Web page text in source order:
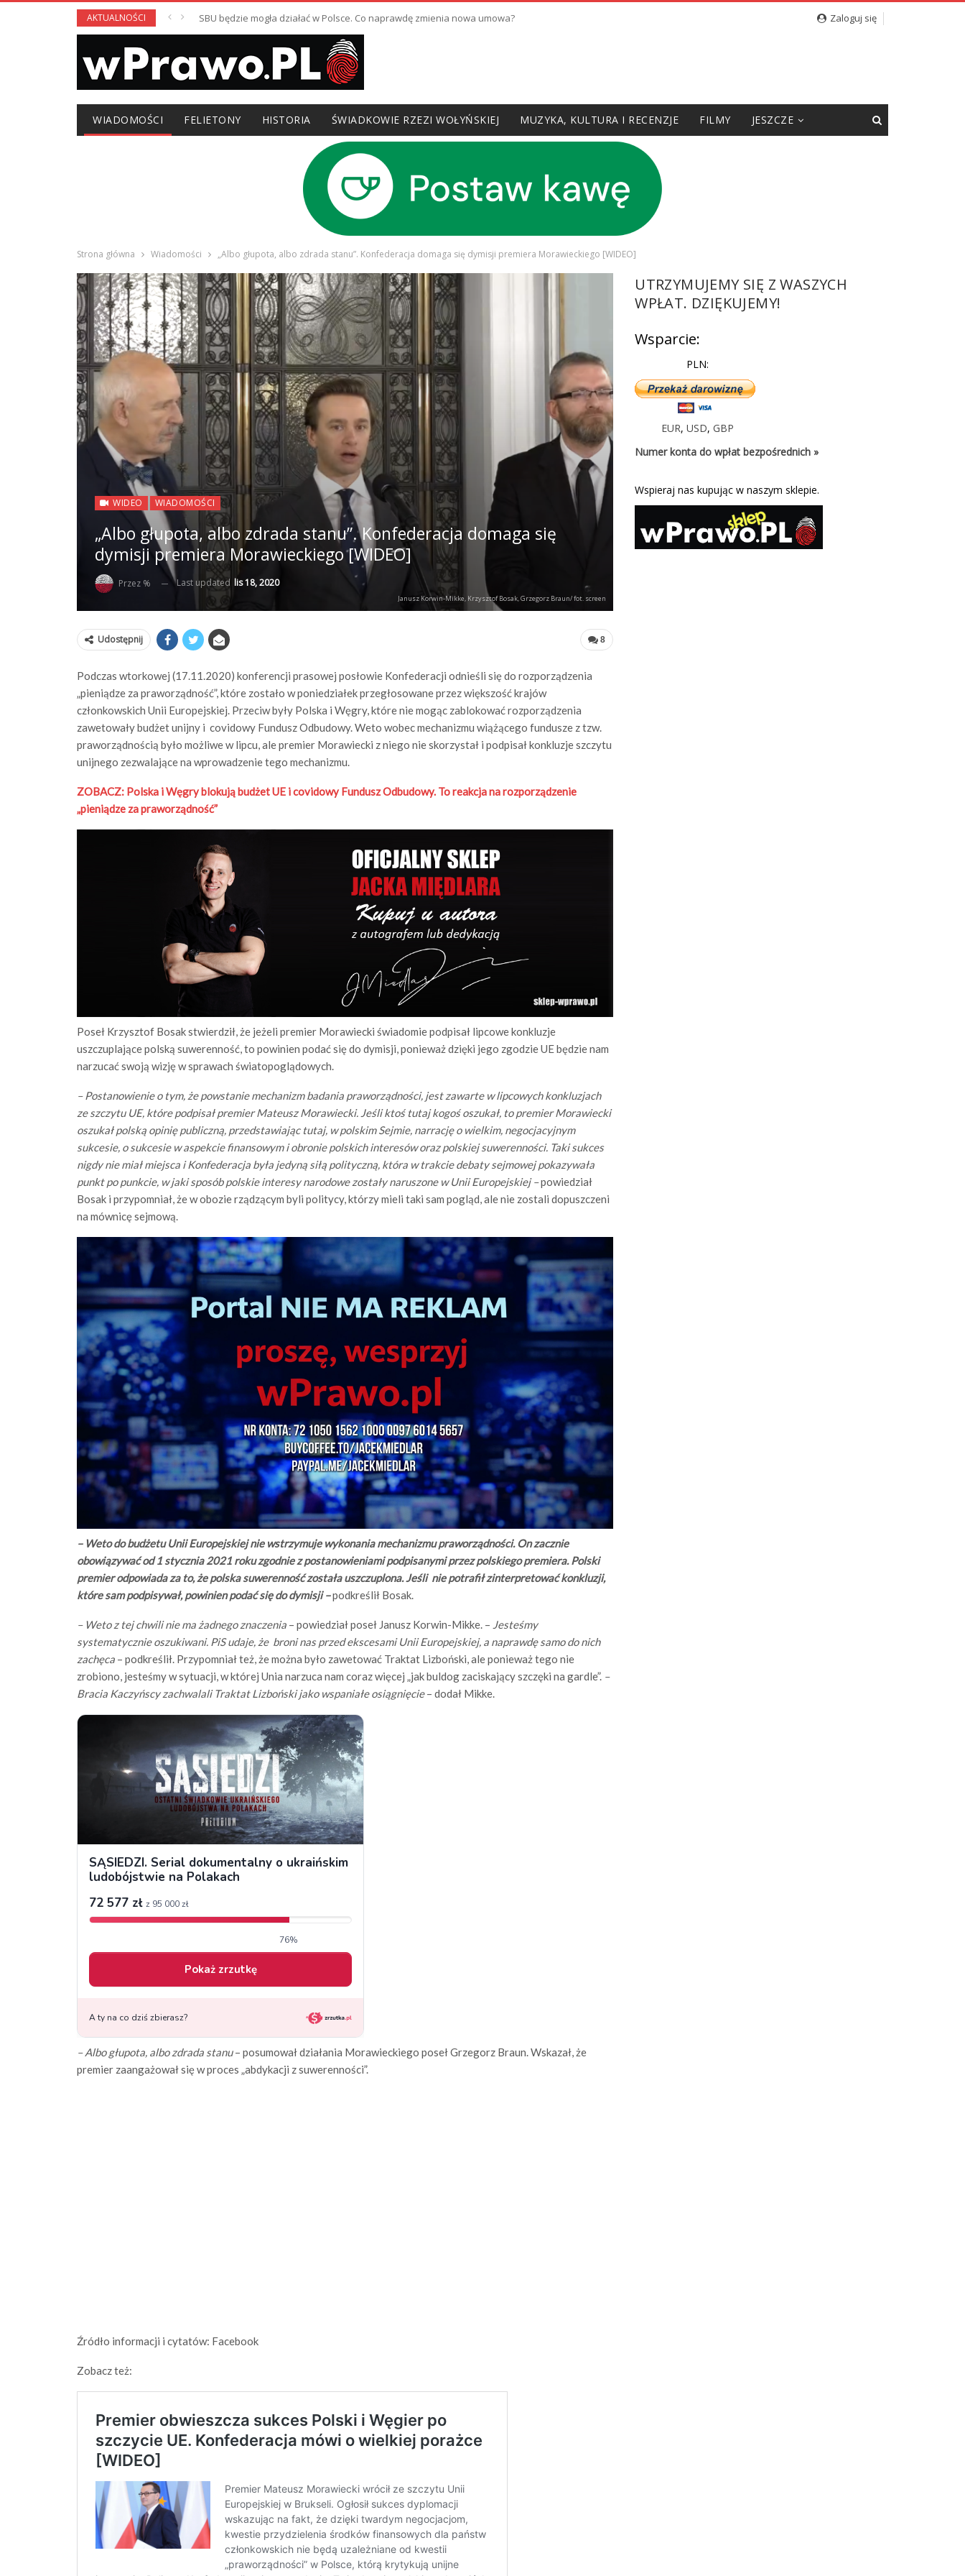
AKTUALNOŚCI SBU będzie mogła działać w Polsce. Co naprawdę zmienia nowa umowa? Zaloguj się
WIADOMOŚCI FELIETONY HISTORIA ŚWIADKOWIE RZEZI WOŁYŃSKIEJ MUZYKA, KULTURA I RECENZJE FILMY JESZCZE
Strona główna Wiadomości „Albo głupota, albo zdrada stanu”. Konfederacja domaga się dymisji premiera Morawieckiego [WIDEO]
WIDEO WIADOMOŚCI
„Albo głupota, albo zdrada stanu”. Konfederacja domaga się
dymisji premiera Morawieckiego [WIDEO]
Przez % Last updated lis 18, 2020
Janusz Korwin-Mikke, Krzysztof Bosak, Grzegorz Braun/ fot. screen
8
Udostępnij
Podczas wtorkowej (17.11.2020) konferencji prasowej posłowie Konfederacji odnieśli się do rozporządzenia
„pieniądze za praworządność”, które zostało w poniedziałek przegłosowane przez większość krajów
członkowskich Unii Europejskiej. Przeciw były Polska i Węgry, które nie mogąc zablokować rozporządzenia
zawetowały budżet unijny i covidowy Fundusz Odbudowy. Weto wobec mechanizmu wiążącego fundusze z tzw.
praworządnością było możliwe w lipcu, ale premier Morawiecki z niego nie skorzystał i podpisał konkluzje szczytu
unijnego zezwalające na wprowadzenie tego mechanizmu.
ZOBACZ: Polska i Węgry blokują budżet UE i covidowy Fundusz Odbudowy. To reakcja na rozporządzenie
„pieniądze za praworządność”
Poseł Krzysztof Bosak stwierdził, że jeżeli premier Morawiecki świadomie podpisał lipcowe konkluzje
uszczuplające polską suwerenność, to powinien podać się do dymisji, ponieważ dzięki jego zgodzie UE będzie nam
narzucać swoją wizję w sprawach światopoglądowych.
– Postanowienie o tym, że powstanie mechanizm badania praworządności, jest zawarte w lipcowych konkluzjach
ze szczytu UE, które podpisał premier Mateusz Morawiecki. Jeśli ktoś tutaj kogoś oszukał, to premier Morawiecki
oszukał polską opinię publiczną, przedstawiając tutaj, w polskim Sejmie, narrację o wielkim, negocjacyjnym
sukcesie, o sukcesie w aspekcie finansowym i obronie polskich interesów oraz polskiej suwerenności. Taki sukces
nigdy nie miał miejsca i Konfederacja była jedyną siłą polityczną, która w trakcie debaty sejmowej pokazywała
punkt po punkcie, w jaki sposób polskie interesy narodowe zostały naruszone w Unii Europejskiej –powiedział
Bosak i przypomniał, że w obozie rządzącym byli politycy, którzy mieli taki sam pogląd, ale nie zostali dopuszczeni
na mównicę sejmową.
– Weto do budżetu Unii Europejskiej nie wstrzymuje wykonania mechanizmu praworządności. On zacznie
obowiązywać od 1 stycznia 2021 roku zgodnie z postanowieniami podpisanymi przez polskiego premiera. Polski
premier odpowiada za to, że polska suwerenność została uszczuplona. Jeśli nie potrafił zinterpretować konkluzji,
które sam podpisywał, powinien podać się do dymisji –podkreślił Bosak.
– Weto z tej chwili nie ma żadnego znaczenia – powiedział poseł Janusz Korwin-Mikke. – Jesteśmy
systematycznie oszukiwani. PiS udaje, że broni nas przed ekscesami Unii Europejskiej, a naprawdę samo do nich
zachęca – podkreślił. Przypomniał też, że można było zawetować Traktat Lizboński, ale ponieważ tego nie
zrobiono, jesteśmy w sytuacji, w której Unia narzuca nam coraz więcej „jak buldog zaciskający szczęki na gardle”. –
Bracia Kaczyńscy zachwalali Traktat Lizboński jako wspaniałe osiągnięcie– dodał Mikke.
– Albo głupota, albo zdrada stanu– posumował działania Morawieckiego poseł Grzegorz Braun. Wskazał, że
premier zaangażował się w proces „abdykacji z suwerenności”.
Źródło informacji i cytatów: Facebook
Zobacz też:
UTRZYMUJEMY SIĘ Z WASZYCH
WPŁAT. DZIĘKUJEMY!
Wsparcie:
PLN:
EUR,USD,GBP
Numer konta do wpłat bezpośrednich »
Wspieraj nas kupując w naszym sklepie.